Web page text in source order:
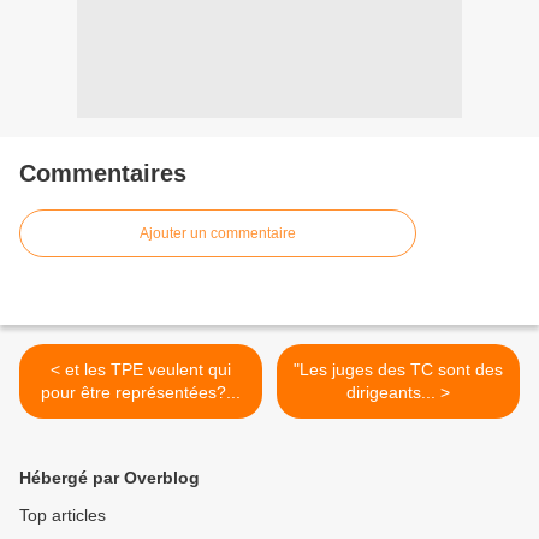
Commentaires
Ajouter un commentaire
< et les TPE veulent qui
pour être représentées?...
"Les juges des TC sont des
dirigeants... >
Hébergé par Overblog
Top articles